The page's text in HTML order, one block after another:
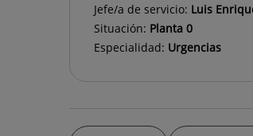
Jefe/a de servicio: Luis
Situación: Planta 0
Especialidad: Urgencias